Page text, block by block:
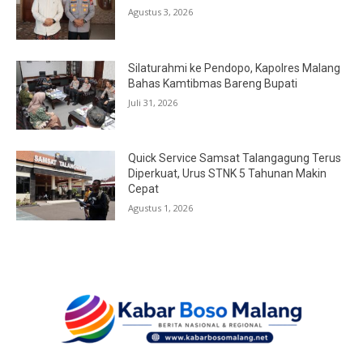
Agustus 3, 2026
Silaturahmi ke Pendopo, Kapolres Malang
Bahas Kamtibmas Bareng Bupati
Juli 31, 2026
Quick Service Samsat Talangagung Terus
Diperkuat, Urus STNK 5 Tahunan Makin
Cepat
Agustus 1, 2026